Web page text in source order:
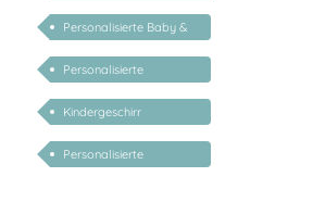
Namen
Personalisierte Baby &
Kind Geschenke
Personalisierte
Taufgeschenke
Mädchen
Kindergeschirr
personalisiert mit
Namen
Personalisierte